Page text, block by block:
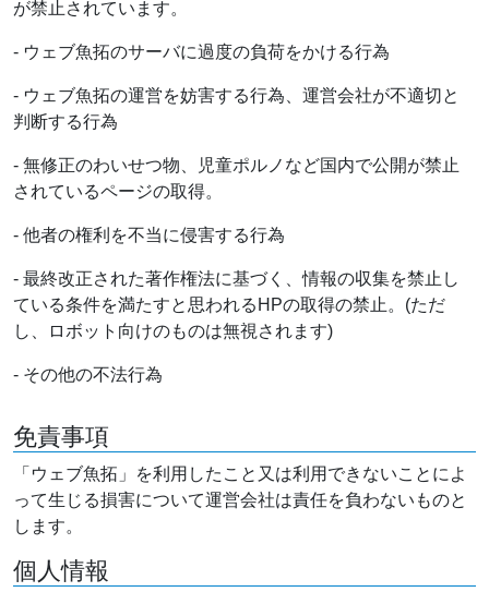
が禁止されています。
- ウェブ魚拓のサーバに過度の負荷をかける行為
- ウェブ魚拓の運営を妨害する行為、運営会社が不適切と
判断する行為
- 無修正のわいせつ物、児童ポルノなど国内で公開が禁止
されているページの取得。
- 他者の権利を不当に侵害する行為
- 最終改正された著作権法に基づく、情報の収集を禁止し
ている条件を満たすと思われるHPの取得の禁止。(ただ
し、ロボット向けのものは無視されます)
- その他の不法行為
免責事項
「ウェブ魚拓」を利用したこと又は利用できないことによ
って生じる損害について運営会社は責任を負わないものと
します。
個人情報